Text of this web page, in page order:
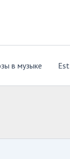
в музыке Est